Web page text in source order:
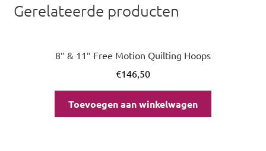
Gerelateerde producten
8″ & 11″ Free Motion Quilting Hoops
€146,50
Toevoegen aan winkelwagen